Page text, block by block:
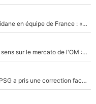
Franck Ribéry a osé s'attaquer à Zinedine Zidane en équipe de France : «Je n'aurais jamais fait ça»
Medina, Rulli, Paixao... ça part dans tous les sens sur le mercato de l'OM : Frank McCourt va enfin récupérer l'argent qu'il attend ?
Sans Ousmane Dembélé et Désiré Doué, le PSG a pris une correction face à Majorque : Luis Enrique attend avec impatience des renforts !